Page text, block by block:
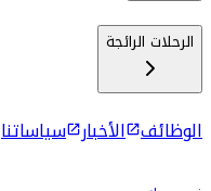
الرحلات الرائجة
الوظائف الأخبار سياساتنا